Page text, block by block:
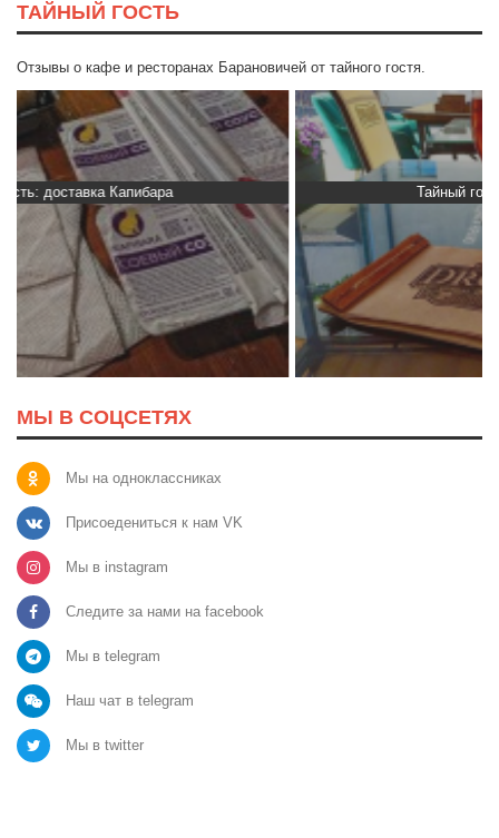
ТАЙНЫЙ ГОСТЬ
Отзывы о кафе и ресторанах Барановичей от тайного гостя.
Тайный гость: Гастропаб “Drova”
МЫ В СОЦСЕТЯХ
Мы на одноклассниках
Присоедениться к нам VK
Мы в instagram
Следите за нами на facebook
Мы в telegram
Наш чат в telegram
Мы в twitter